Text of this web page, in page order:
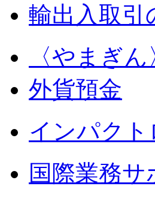
輸出入取引
〈やまぎん
外貨預金
インパクト
国際業務サ